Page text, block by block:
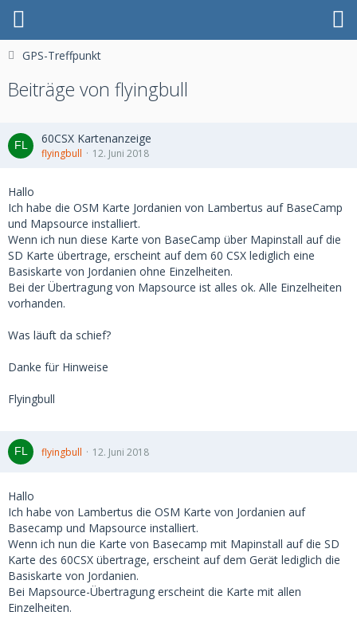
GPS-Treffpunkt
Beiträge von flyingbull
60CSX Kartenanzeige
flyingbull 12. Juni 2018
Hallo
Ich habe die OSM Karte Jordanien von Lambertus auf BaseCamp
und Mapsource installiert.
Wenn ich nun diese Karte von BaseCamp über Mapinstall auf die
SD Karte übertrage, erscheint auf dem 60 CSX lediglich eine
Basiskarte von Jordanien ohne Einzelheiten.
Bei der Übertragung von Mapsource ist alles ok. Alle Einzelheiten
vorhanden.
Was läuft da schief?
Danke für Hinweise
Flyingbull
flyingbull 12. Juni 2018
Hallo
Ich habe von Lambertus die OSM Karte von Jordanien auf
Basecamp und Mapsource installiert.
Wenn ich nun die Karte von Basecamp mit Mapinstall auf die SD
Karte des 60CSX übertrage, erscheint auf dem Gerät lediglich die
Basiskarte von Jordanien.
Bei Mapsource-Übertragung erscheint die Karte mit allen
Einzelheiten.